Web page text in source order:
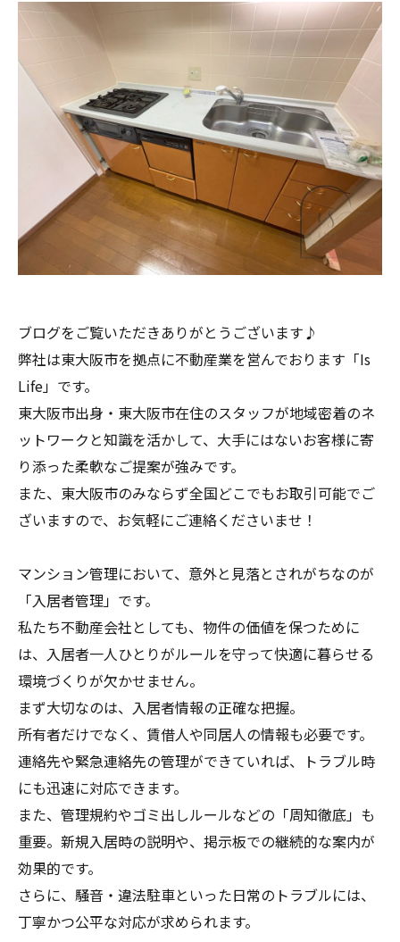
ブログをご覧いただきありがとうございます♪
弊社は東大阪市を拠点に不動産業を営んでおります「Is
Life」です。
東大阪市出身・東大阪市在住のスタッフが地域密着のネ
ットワークと知識を活かして、大手にはないお客様に寄
り添った柔軟なご提案が強みです。
また、東大阪市のみならず全国どこでもお取引可能でご
ざいますので、お気軽にご連絡くださいませ！
マンション管理において、意外と見落とされがちなのが
「入居者管理」です。
私たち不動産会社としても、物件の価値を保つために
は、入居者一人ひとりがルールを守って快適に暮らせる
環境づくりが欠かせません。
まず大切なのは、入居者情報の正確な把握。
所有者だけでなく、賃借人や同居人の情報も必要です。
連絡先や緊急連絡先の管理ができていれば、トラブル時
にも迅速に対応できます。
また、管理規約やゴミ出しルールなどの「周知徹底」も
重要。新規入居時の説明や、掲示板での継続的な案内が
効果的です。
さらに、騒音・違法駐車といった日常のトラブルには、
丁寧かつ公平な対応が求められます。